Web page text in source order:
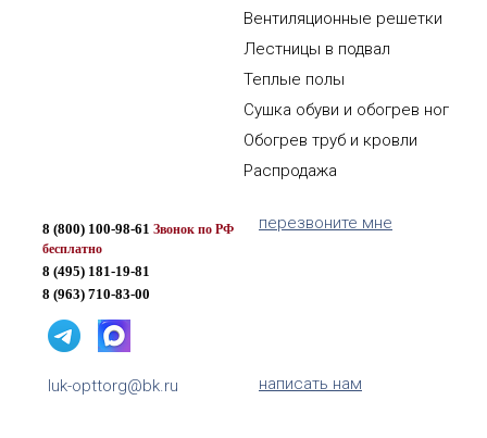
Вентиляционные решетки
Лестницы в подвал
Теплые полы
Сушка обуви и обогрев ног
Обогрев труб и кровли
Распродажа
8 (800) 100-98-61 Звонок по РФ
бесплатно
8 (495) 181-19-81
8 (963) 710-83-00
перезвоните мне
luk-opttorg@bk.ru написать нам